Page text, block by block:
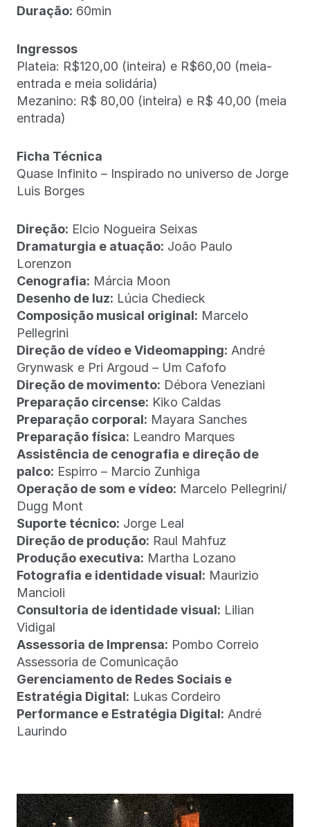
Duração: 60min
Ingressos
Plateia: R$120,00 (inteira) e R$60,00 (meia-
entrada e meia solidária)
Mezanino: R$ 80,00 (inteira) e R$ 40,00 (meia
entrada)
Ficha Técnica
Quase Infinito – Inspirado no universo de Jorge
Luis Borges
Direção: Elcio Nogueira Seixas
Dramaturgia e atuação: João Paulo
Lorenzon
Cenografia: Márcia Moon
Desenho de luz: Lúcia Chedieck
Composição musical original: Marcelo
Pellegrini
Direção de vídeo e Videomapping: André
Grynwask e Pri Argoud – Um Cafofo
Direção de movimento: Débora Veneziani
Preparação circense: Kiko Caldas
Preparação corporal: Mayara Sanches
Preparação física: Leandro Marques
Assistência de cenografia e direção de
palco: Espirro – Marcio Zunhiga
Operação de som e vídeo: Marcelo Pellegrini/
Dugg Mont
Suporte técnico: Jorge Leal
Direção de produção: Raul Mahfuz
Produção executiva: Martha Lozano
Fotografia e identidade visual: Maurizio
Mancioli
Consultoria de identidade visual: Lilian
Vidigal
Assessoria de Imprensa: Pombo Correio
Assessoria de Comunicação
Gerenciamento de Redes Sociais e
Estratégia Digital: Lukas Cordeiro
Performance e Estratégia Digital: André
Laurindo